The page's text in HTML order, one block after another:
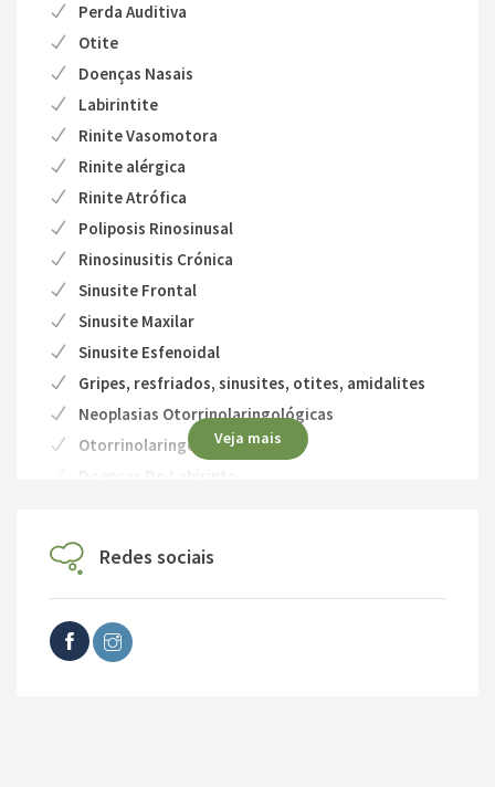
Perda Auditiva
Otite
Doenças Nasais
Labirintite
Rinite Vasomotora
Rinite alérgica
Rinite Atrófica
Poliposis Rinosinusal
Rinosinusitis Crónica
Sinusite Frontal
Sinusite Maxilar
Sinusite Esfenoidal
Gripes, resfriados, sinusites, otites, amidalites
Neoplasias Otorrinolaringológicas
Otorrinolaringopatias
Nasofaringite
Epistaxe (sangramento do nariz)
catarro
secreção do nariz
Veja mais
Redes sociais